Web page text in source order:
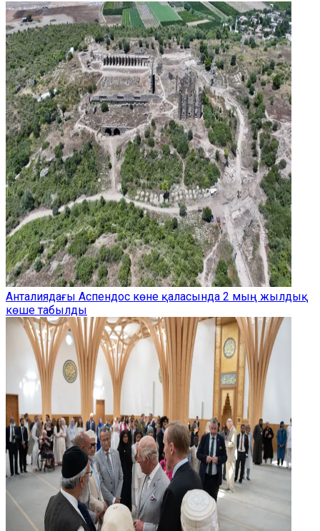
Анталиядағы Аспендос көне қаласында 2 мың жылдық
көше табылды